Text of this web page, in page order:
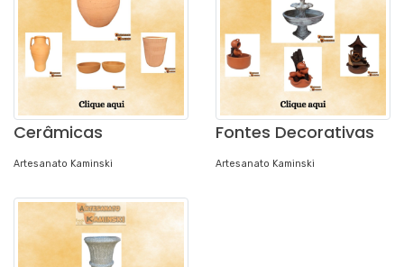
Cerâmicas
Artesanato Kaminski
Fontes Decorativas
Artesanato Kaminski